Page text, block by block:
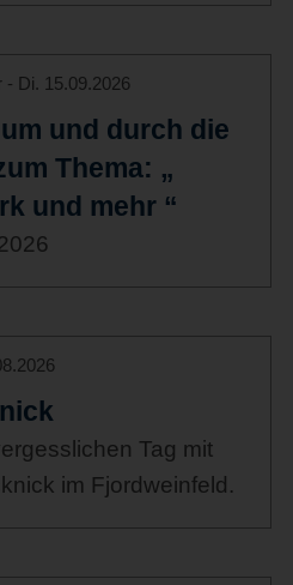
- Di. 15.09.2026
und durch die
Thema: „
und mehr “
Tag mit
im Fjordweinfeld.